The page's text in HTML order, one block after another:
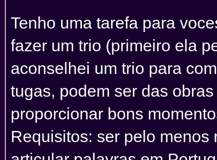
Tenho uma tarefa para
fazer um trio (primeiro ela
aconselhei um trio para
tugas, podem ser das
proporcionar bons
Requisitos: ser pelo